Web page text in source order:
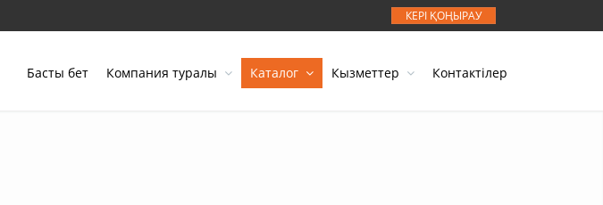
КЕРІ ҚОҢЫРАУ
Басты бет Компания туралы Каталог Кызметтер Контактілер